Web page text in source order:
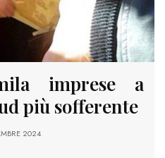
imprese a
più sofferente
2024